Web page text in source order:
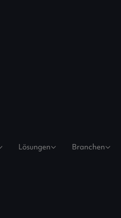
Lösungen Branchen